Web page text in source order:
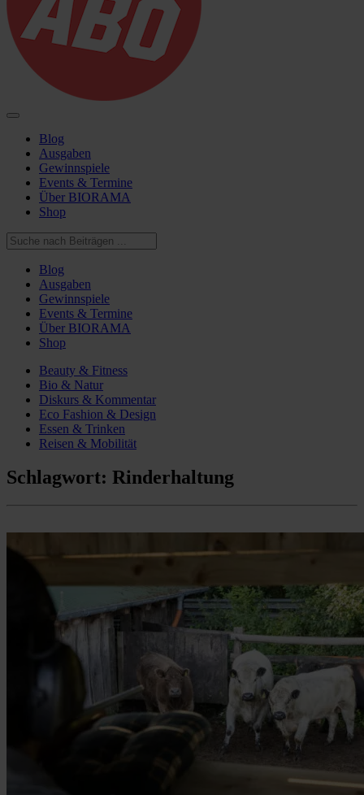
Blog
Ausgaben
Gewinnspiele
Events & Termine
Über BIORAMA
Shop
Blog
Ausgaben
Gewinnspiele
Events & Termine
Über BIORAMA
Shop
Beauty & Fitness
Bio & Natur
Diskurs & Kommentar
Eco Fashion & Design
Essen & Trinken
Reisen & Mobilität
Schlagwort: Rinderhaltung